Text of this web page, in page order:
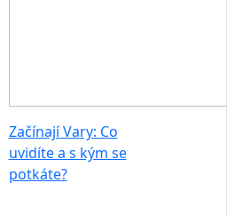
Začínají Vary: Co
uvidíte a s kým se
potkáte?